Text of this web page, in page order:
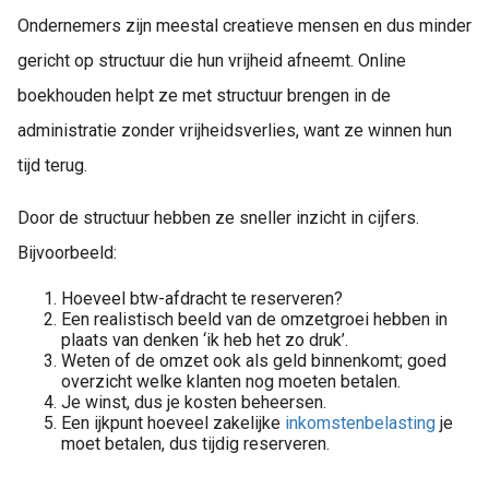
Ondernemers zijn meestal creatieve mensen en dus minder
gericht op structuur die hun vrijheid afneemt. Online
boekhouden helpt ze met structuur brengen in de
administratie zonder vrijheidsverlies, want ze winnen hun
tijd terug.
Door de structuur hebben ze sneller inzicht in cijfers.
Bijvoorbeeld:
Hoeveel btw-afdracht te reserveren?
Een realistisch beeld van de omzetgroei hebben in
plaats van denken ‘ik heb het zo druk’.
Weten of de omzet ook als geld binnenkomt; goed
overzicht welke klanten nog moeten betalen.
Je winst, dus je kosten beheersen.
Een ijkpunt hoeveel zakelijke inkomstenbelasting je
moet betalen, dus tijdig reserveren.